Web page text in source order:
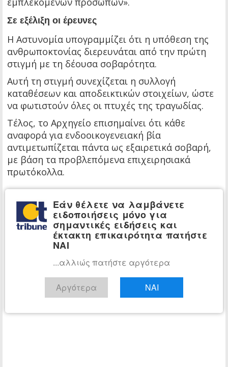
Σε εξέλιξη οι έρευνες
Η Αστυνομία υπογραμμίζει ότι η υπόθεση της
ανθρωποκτονίας διερευνάται από την πρώτη
στιγμή με τη δέουσα σοβαρότητα.
Αυτή τη στιγμή συνεχίζεται η συλλογή
καταθέσεων και αποδεικτικών στοιχείων, ώστε
να φωτιστούν όλες οι πτυχές της τραγωδίας.
Τέλος, το Αρχηγείο επισημαίνει ότι κάθε
αναφορά για ενδοοικογενειακή βία
αντιμετωπίζεται πάντα ως εξαιρετικά σοβαρή,
με βάση τα προβλεπόμενα επιχειρησιακά
πρωτόκολλα.
Εάν θέλετε να λαμβάνετε
ειδοποιήσεις μόνο για
σημαντικές ειδήσεις και
έκτακτη επικαιρότητα πατήστε
ΝΑΙ
...αλλιώς πατήστε αργότερα
Αργότερα ΝΑΙ